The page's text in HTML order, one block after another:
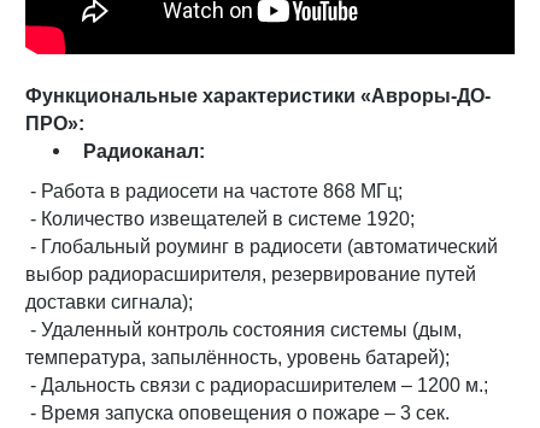
Функциональные характеристики «Авроры-ДО-
ПРО»:
Радиоканал:
- Работа в радиосети на частоте 868 МГц;
- Количество извещателей в системе 1920;
- Глобальный роуминг в радиосети (автоматический
выбор радиорасширителя, резервирование путей
доставки сигнала);
- Удаленный контроль состояния системы (дым,
температура, запылённость, уровень батарей);
- Дальность связи с радиорасширителем – 1200 м.;
- Время запуска оповещения о пожаре – 3 сек.